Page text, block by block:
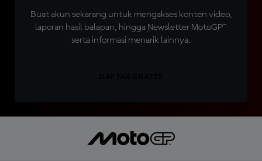
Buat akun sekarang untuk mengakses konten video,
laporan hasil balapan, hingga Newsletter MotoGP™
serta informasi menarik lainnya.